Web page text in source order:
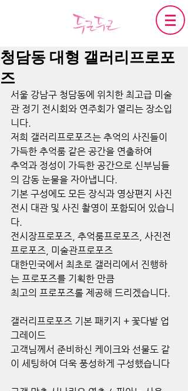
청담동 대형 갤러리프로포
즈
서울 강남구 청담동에 위치한 최고급 미술
관 정기 전시회와 연주회가 열리는 장소입
니다.
저희 갤러리프로포즈는 추억의 사진들이
가득한 추억룸 같은 공간을 연출하여
추억과 정성이 가득한 공간으로 신부님들
의 감동 눈물을 자아냅니다.
기본 구성에도 모든 장식과 영상편지 사진
전시 대관 및 사진 촬영이 포함되어 있습니
다.
전시장프로포즈, 추억룸프로포즈, 사진전
프로포즈, 미술관프로포즈
대한민국에서 최초로 갤러리에서 진행하
는 프로포즈를 기획한 만큼
최고의 프로포즈롤 제공해 드리겠습니다.
갤러리프로포즈 기본 패키지 + 꽃다발 업
그레이드
고객님께서 준비하신 케이크와 선물도 같
이 세팅하여 더욱 풍성하게 구성했습니다